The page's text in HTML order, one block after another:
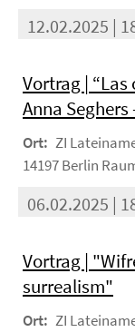
12.02.2025 |
Vortrag |
Anna
Ort: ZI
14197 Berlin
06.02.2025 |
Vortrag |
surrealism"
Ort: ZI